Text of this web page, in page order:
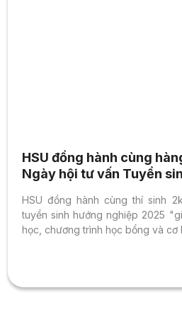
HSU đồng hành cùng
Ngày hội tư vấn Tuyển
HSU đồng hành cùng thí sinh
tuyển sinh hướng nghiệp 2025
học, chương trình học bổng và cơ